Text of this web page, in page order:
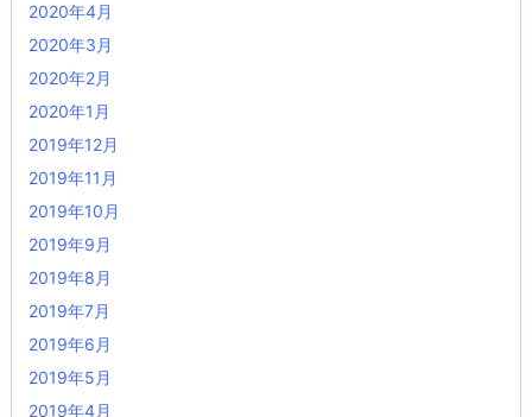
2020年4月
2020年3月
2020年2月
2020年1月
2019年12月
2019年11月
2019年10月
2019年9月
2019年8月
2019年7月
2019年6月
2019年5月
2019年4月